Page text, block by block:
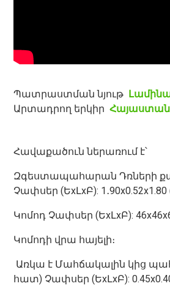
Պատրաստման նյութ
Արտադրող երկիր Հայաստան
Հավաքածուն ներառում է՝
Զգեստապահարան Դռների
Չափսեր (ԵxԼxԲ): 1․90x0.52x1.80
Կոմոդ Չափսեր (ԵxԼxԲ):
Կոմոդի վրա հայելի։
Առկա է Մահճակալին կից
հատ) Չափսեր (ԵxԼxԲ):